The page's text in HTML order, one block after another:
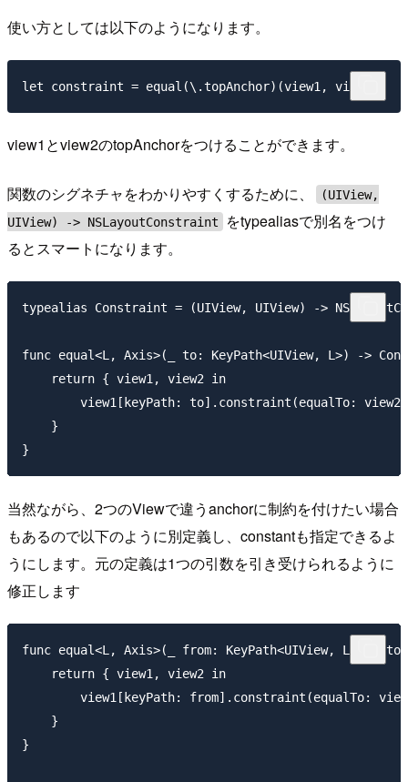
使い方としては以下のようになります。
view1とview2のtopAnchorをつけることができます。
関数のシグネチャをわかりやすくするために、
(UIView,
UIView) -> NSLayoutConstraint
をtypealiasで別名をつけ
るとスマートになります。
typealias Constraint = (UIView, UIView) ->
func equal<L, Axis>(_ to: KeyPath<UIView, L>) ->
    return { view1, view2 in
view1[keyPath: to].constraint(equalTo:
    }
当然ながら、2つのViewで違うanchorに制約を付けたい場合
もあるので以下のように別定義し、constantも指定できるよ
うにします。元の定義は1つの引数を引き受けられるように
修正します
func equal<L, Axis>(_ from: KeyPath<UIView, L>, _
    return { view1, view2 in
view1[keyPath: from].constraint(equalTo:
    }
}